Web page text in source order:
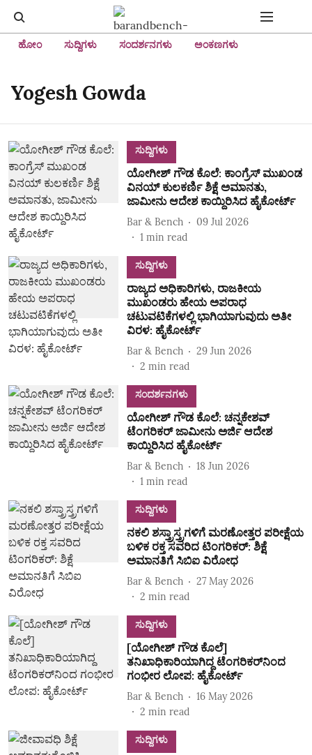
ಹೋಂ ಸುದ್ದಿಗಳು ಸಂದರ್ಶನಗಳು ಅಂಕಣಗಳು
Yogesh Gowda
ಸುದ್ದಿಗಳು
ಯೋಗೀಶ್‌ ಗೌಡ ಕೊಲೆ: ಕಾಂಗ್ರೆಸ್‌ ಮುಖಂಡ
ವಿನಯ್‌ ಕುಲಕರ್ಣಿ ಶಿಕ್ಷೆ ಅಮಾನತು,
ಜಾಮೀನು ಆದೇಶ ಕಾಯ್ದಿರಿಸಿದ ಹೈಕೋರ್ಟ್‌
Bar & Bench
09 Jul 2026
1 min read
ಸುದ್ದಿಗಳು
ರಾಜ್ಯದ ಅಧಿಕಾರಿಗಳು, ರಾಜಕೀಯ
ಮುಖಂಡರು ಹೇಯ ಅಪರಾಧ
ಚಟುವಟಿಕೆಗಳಲ್ಲಿ ಭಾಗಿಯಾಗುವುದು ಅತೀ
ವಿರಳ: ಹೈಕೋರ್ಟ್‌
Bar & Bench
29 Jun 2026
2 min read
ಸಂದರ್ಶನಗಳು
ಯೋಗೀಶ್‌ ಗೌಡ ಕೊಲೆ: ಚನ್ನಕೇಶವ್‌
ಟೆಂಗರಿಕರ್‌ ಜಾಮೀನು ಅರ್ಜಿ ಆದೇಶ
ಕಾಯ್ದಿರಿಸಿದ ಹೈಕೋರ್ಟ್‌
Bar & Bench
18 Jun 2026
1 min read
ಸುದ್ದಿಗಳು
ನಕಲಿ ಶಸ್ತ್ರಾಸ್ತ್ರಗಳಿಗೆ ಮರಣೋತ್ತರ ಪರೀಕ್ಷೆಯ
ಬಳಿಕ ರಕ್ತ ಸವರಿದ ಟಿಂಗರಿಕರ್: ಶಿಕ್ಷೆ
ಅಮಾನತಿಗೆ ಸಿಬಿಐ ವಿರೋಧ
Bar & Bench
27 May 2026
2 min read
ಸುದ್ದಿಗಳು
[ಯೋಗೀಶ್‌ ಗೌಡ ಕೊಲೆ]
ತನಿಖಾಧಿಕಾರಿಯಾಗಿದ್ದ ಟೆಂಗರಿಕರ್‌ನಿಂದ
ಗಂಭೀರ ಲೋಪ: ಹೈಕೋರ್ಟ್‌
Bar & Bench
16 May 2026
2 min read
ಸುದ್ದಿಗಳು